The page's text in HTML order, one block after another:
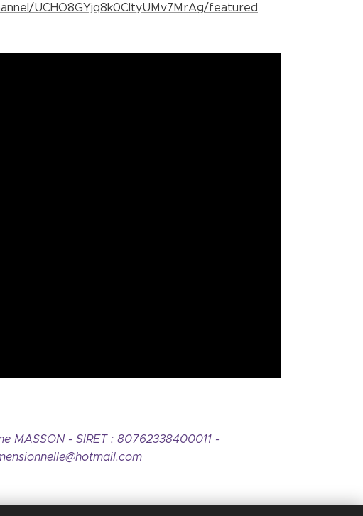
UCHO8GYjq8k0CltyUMv7MrAg/featured
MASSON - SIRET : 80762338400011 -